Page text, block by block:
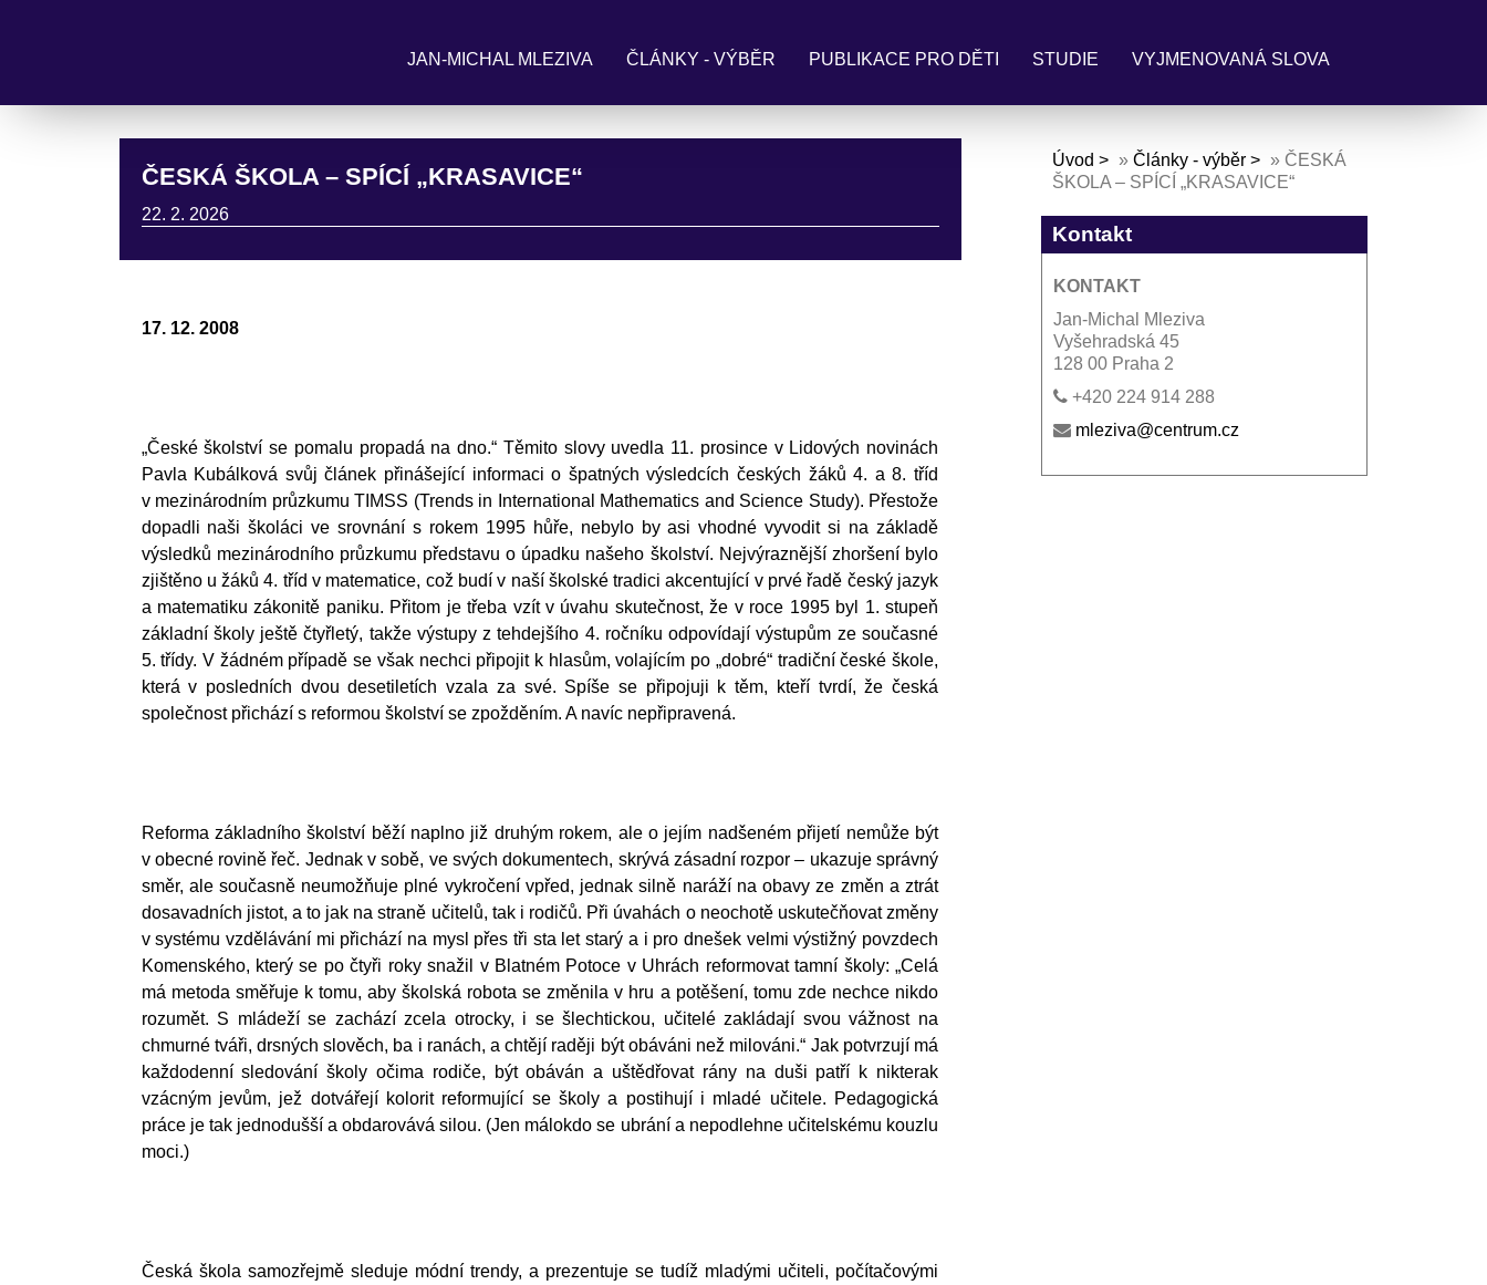
JAN-MICHAL MLEZIVA ČLÁNKY - VÝBĚR PUBLIKACE PRO DĚTI STUDIE VYJMENOVANÁ SLOVA
ČESKÁ ŠKOLA – SPÍCÍ „KRASAVICE“
22. 2. 2026
17. 12. 2008
„České školství se pomalu propadá na dno.“ Těmito slovy uvedla 11. prosince v Lidových novinách
Pavla Kubálková svůj článek přinášející informaci o špatných výsledcích českých žáků 4. a 8. tříd
v mezinárodním průzkumu TIMSS (Trends in International Mathematics and Science Study). Přestože
dopadli naši školáci ve srovnání s rokem 1995 hůře, nebylo by asi vhodné vyvodit si na základě
výsledků mezinárodního průzkumu představu o úpadku našeho školství. Nejvýraznější zhoršení bylo
zjištěno u žáků 4. tříd v matematice, což budí v naší školské tradici akcentující v prvé řadě český jazyk
a matematiku zákonitě paniku. Přitom je třeba vzít v úvahu skutečnost, že v roce 1995 byl 1. stupeň
základní školy ještě čtyřletý, takže výstupy z tehdejšího 4. ročníku odpovídají výstupům ze současné
5. třídy. V žádném případě se však nechci připojit k hlasům, volajícím po „dobré“ tradiční české škole,
která v posledních dvou desetiletích vzala za své. Spíše se připojuji k těm, kteří tvrdí, že česká
společnost přichází s reformou školství se zpožděním. A navíc nepřipravená.
Reforma základního školství běží naplno již druhým rokem, ale o jejím nadšeném přijetí nemůže být
v obecné rovině řeč. Jednak v sobě, ve svých dokumentech, skrývá zásadní rozpor – ukazuje správný
směr, ale současně neumožňuje plné vykročení vpřed, jednak silně naráží na obavy ze změn a ztrát
dosavadních jistot, a to jak na straně učitelů, tak i rodičů. Při úvahách o neochotě uskutečňovat změny
v systému vzdělávání mi přichází na mysl přes tři sta let starý a i pro dnešek velmi výstižný povzdech
Komenského, který se po čtyři roky snažil v Blatném Potoce v Uhrách reformovat tamní školy: „Celá
má metoda směřuje k tomu, aby školská robota se změnila v hru a potěšení, tomu zde nechce nikdo
rozumět. S mládeží se zachází zcela otrocky, i se šlechtickou, učitelé zakládají svou vážnost na
chmurné tváři, drsných slověch, ba i ranách, a chtějí raději být obáváni než milováni.“ Jak potvrzují má
každodenní sledování školy očima rodiče, být obáván a uštědřovat rány na duši patří k nikterak
vzácným jevům, jež dotvářejí kolorit reformující se školy a postihují i mladé učitele. Pedagogická
práce je tak jednodušší a obdarovává silou. (Jen málokdo se ubrání a nepodlehne učitelskému kouzlu
moci.)
Česká škola samozřejmě sleduje módní trendy, a prezentuje se tudíž mladými učiteli, počítačovými
Úvod » Články - výběr » ČESKÁ
ŠKOLA – SPÍCÍ „KRASAVICE“
Kontakt
KONTAKT
Jan-Michal Mleziva
Vyšehradská 45
128 00 Praha 2
+420 224 914 288
mleziva@centrum.cz